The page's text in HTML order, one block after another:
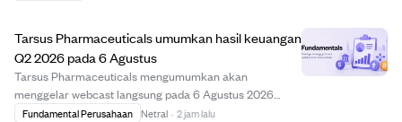
Perintah ...
Tarsus Pharmaceuticals umumkan hasil keuangan
Q2 2026 pada 6 Agustus
Tarsus Pharmaceuticals mengumumkan akan
menggelar webcast langsung pada 6 Agustus 2026
untuk melaporkan hasil keuangan kuartal kedua dan
Fundamental Perusahaan Netral · 2 jam lalu